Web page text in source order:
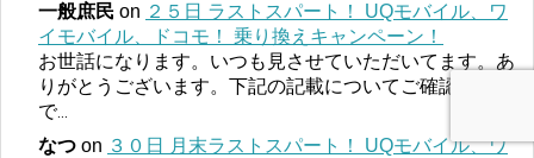
一般庶民 on ２５日 ラストスパート！ UQモバイル、ワ
イモバイル、ドコモ！ 乗り換えキャンペーン！
お世話になります。いつも見させていただいてます。あ
りがとうございます。下記の記載についてご確認なの
で...
なつ on ３０日 月末ラストスパート！ UQモバイル、ワ